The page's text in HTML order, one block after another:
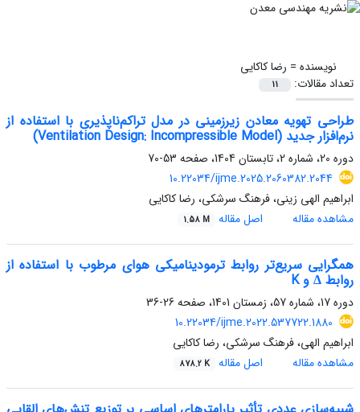
نویسنده = رضا کاکایی
تعداد مقالات:
11
طراحی تهویه معادن زیرزمینی در مدل تراکم‌ناپذیری با استفاده از
نرم‌افزار جدید (Ventilation Design: Incompressible Model)
دوره 20، شماره 2، تابستان 1404، صفحه
53-70
10.22034/ijme.2025.2060382.2044
ابراهیم الهی زینی، فرهنگ سرشکی، رضا کاکایی
مشاهده مقاله
اصل مقاله 1.58 M
همگرایی سریع‌تر روابط ترمودینامیکی هوای مرطوب با استفاده از
روابط Δ و K
دوره 17، شماره 57، زمستان 1401، صفحه
26-36
10.22034/ijme.2022.537722.1880
ابراهیم الهی، فرهنگ سرشکی، رضا کاکایی
مشاهده مقاله
اصل مقاله 878.2 K